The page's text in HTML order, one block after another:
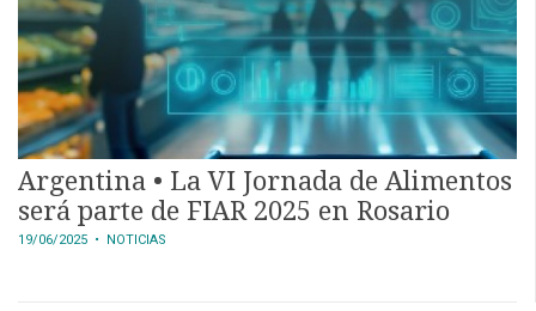
Argentina • La VI Jornada de Alimentos
será parte de FIAR 2025 en Rosario
19/06/2025 • NOTICIAS